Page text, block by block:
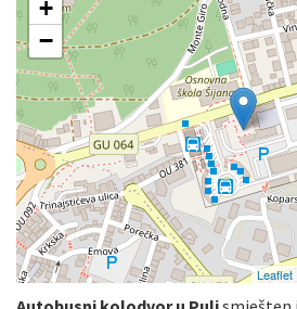
+
−
Leaflet